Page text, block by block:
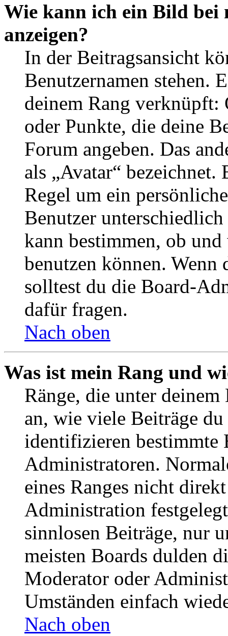
Wie kann ich ein Bild bei
anzeigen?
In der Beitragsansicht
Benutzernamen stehen.
deinem Rang verknüpft:
oder Punkte, die deine
Forum angeben. Das
als „Avatar“
Regel um ein
Benutzer
kann bestimmen, ob
benutzen können. Wenn
solltest du die Board-
dafür fragen.
Nach oben
Was ist mein Rang und
Ränge, die unter deinem
an, wie viele Beiträge
identifizieren bestimmte
Administratoren.
eines Ranges nicht
Administration
sinnlosen Beiträge, nur
meisten Boards dulden
Moderator oder
Umständen einfach
Nach oben